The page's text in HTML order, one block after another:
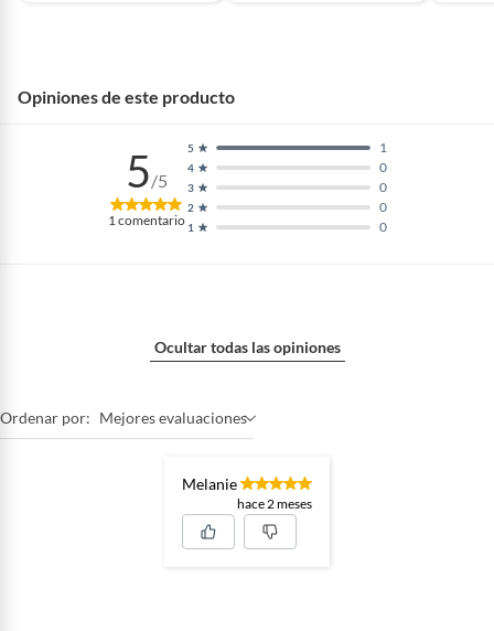
Opiniones de este producto
5/5
1comentario 1 0
2 0
3 0
4 0
5 1
Ocultar todas las opiniones
Ordenar por: Mejores evaluaciones
Melanie
hace 2 meses